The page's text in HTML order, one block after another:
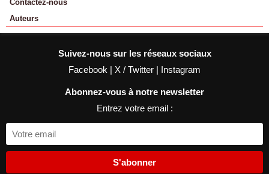
Contactez-nous
Auteurs
Suivez-nous sur les réseaux sociaux
Facebook | X / Twitter | Instagram
Abonnez-vous à notre newsletter
Entrez votre email :
S'abonner